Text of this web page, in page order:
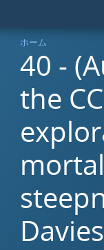
ホーム
40 -
the
Davies